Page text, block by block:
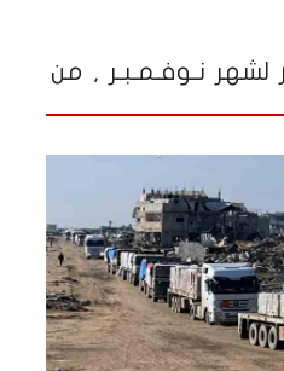
نـوفـمـبـر , من